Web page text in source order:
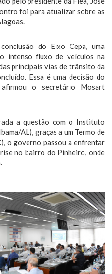
foi para atualizar sobre as
do Eixo Cepa, uma
intenso fluxo de veículos na
principais vias de trânsito da
Essa é uma decisão do
afirmou o secretário Mosart
a questão com o Instituto
AL), graças a um Termo de
o governo passou a enfrentar
no bairro do Pinheiro, onde